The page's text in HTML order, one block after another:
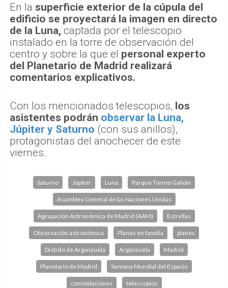
En la superficie exterior de la cúpula del
edificio se proyectará la imagen en directo
de la Luna, captada por el telescopio
instalado en la torre de observación del
centro y sobre la que el personal experto
del Planetario de Madrid realizará
comentarios explicativos.
Con los mencionados telescopios, los
asistentes podrán observar la Luna,
Júpiter y Saturno (con sus anillos),
protagonistas del anochecer de este
viernes.
Saturno Júpiter Luna Parque Tierno Galván
Asamblea General de las Naciones Unidas
Agrupación Astronómica de Madrid (AAM) Estrellas
Observación astronómica Planes en familia planes
Distrito de Arganzuela Arganzuela Madrid
Planetario de Madrid Semana Mundial del Espacio
constelaciones telescopios